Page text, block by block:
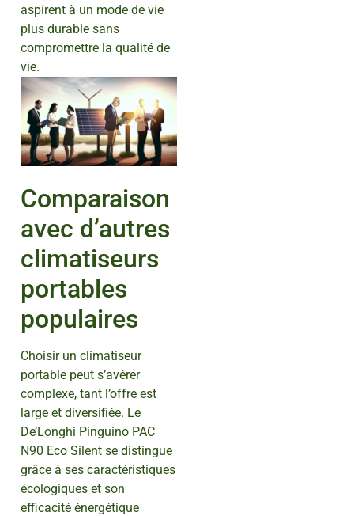
aspirent à un mode de vie
plus durable sans
compromettre la qualité de
vie.
Comparaison
avec d’autres
climatiseurs
portables
populaires
Choisir un climatiseur
portable peut s’avérer
complexe, tant l’offre est
large et diversifiée. Le
De’Longhi Pinguino PAC
N90 Eco Silent se distingue
grâce à ses caractéristiques
écologiques et son
efficacité énergétique